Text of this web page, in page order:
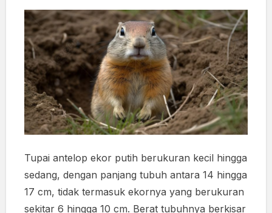
Tupai antelop ekor putih berukuran kecil hingga
sedang, dengan panjang tubuh antara 14 hingga
17 cm, tidak termasuk ekornya yang berukuran
sekitar 6 hingga 10 cm. Berat tubuhnya berkisar